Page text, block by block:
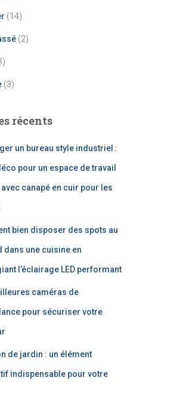
(14)
(2)
(3)
récents
un bureau style industriel :
pour un espace de travail
canapé en cuir pour les
bien disposer des spots au
dans une cuisine en
l’éclairage LED performant
caméras de
pour sécuriser votre
de jardin : un élément
indispensable pour votre